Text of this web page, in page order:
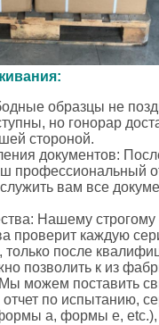
образцы не
но гонорар
стороной.
документов:
профессиональный
вам все
Нашему строгому
проверит каждую
только после
позволить к из
можем поставить
отчет по испытанию,
a, формы e, etc.),